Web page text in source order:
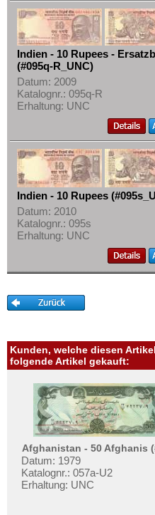
Indien - 10 Rupees -
(#095q-R_UNC)
Datum: 2009
Katalognr.: 095q-R
Erhaltung: UNC
Indien - 10 Rupees
Datum: 2010
Katalognr.: 095s
Erhaltung: UNC
Kunden, welche diesen
folgende Artikel gekauft:
Afghanistan - 50 Afghanis
Datum: 1979
Katalognr.: 057a-U2
Erhaltung: UNC